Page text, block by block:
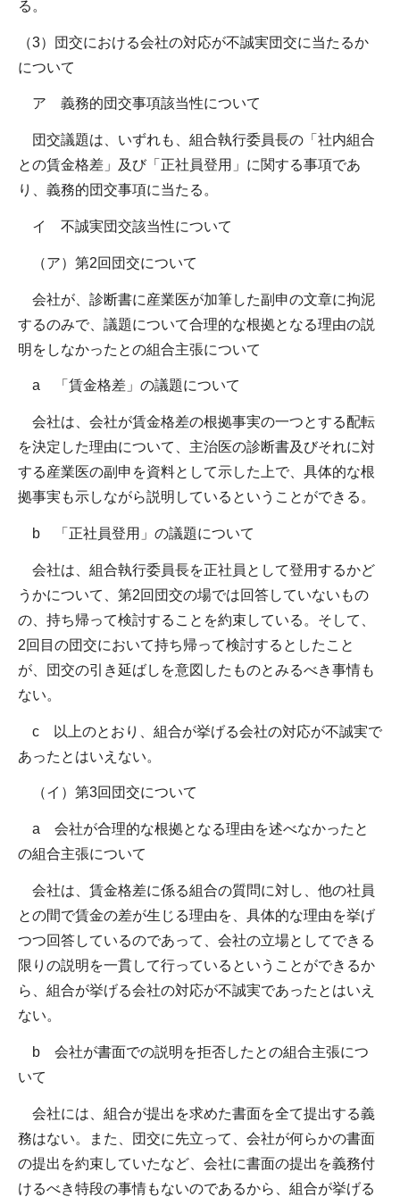
る。
（3）団交における会社の対応が不誠実団交に当たるか
について
ア 義務的団交事項該当性について
団交議題は、いずれも、組合執行委員長の「社内組合
との賃金格差」及び「正社員登用」に関する事項であ
り、義務的団交事項に当たる。
イ 不誠実団交該当性について
（ア）第2回団交について
会社が、診断書に産業医が加筆した副申の文章に拘泥
するのみで、議題について合理的な根拠となる理由の説
明をしなかったとの組合主張について
a 「賃金格差」の議題について
会社は、会社が賃金格差の根拠事実の一つとする配転
を決定した理由について、主治医の診断書及びそれに対
する産業医の副申を資料として示した上で、具体的な根
拠事実も示しながら説明しているということができる。
b 「正社員登用」の議題について
会社は、組合執行委員長を正社員として登用するかど
うかについて、第2回団交の場では回答していないもの
の、持ち帰って検討することを約束している。そして、
2回目の団交において持ち帰って検討するとしたこと
が、団交の引き延ばしを意図したものとみるべき事情も
ない。
c 以上のとおり、組合が挙げる会社の対応が不誠実で
あったとはいえない。
（イ）第3回団交について
a 会社が合理的な根拠となる理由を述べなかったと
の組合主張について
会社は、賃金格差に係る組合の質問に対し、他の社員
との間で賃金の差が生じる理由を、具体的な理由を挙げ
つつ回答しているのであって、会社の立場としてできる
限りの説明を一貫して行っているということができるか
ら、組合が挙げる会社の対応が不誠実であったとはいえ
ない。
b 会社が書面での説明を拒否したとの組合主張につ
いて
会社には、組合が提出を求めた書面を全て提出する義
務はない。また、団交に先立って、会社が何らかの書面
の提出を約束していたなど、会社に書面の提出を義務付
けるべき特段の事情もないのであるから、組合が挙げる